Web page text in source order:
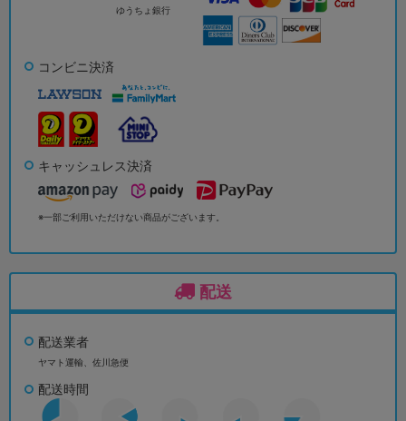
ゆうちょ銀行
コンビニ決済
キャッシュレス決済
※一部ご利用いただけない商品がございます。
配送
配送業者
ヤマト運輸、佐川急便
配送時間